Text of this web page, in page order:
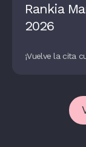
Rankia
2026
¡Vuelve la cita